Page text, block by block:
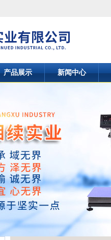
产品展示 新闻中心